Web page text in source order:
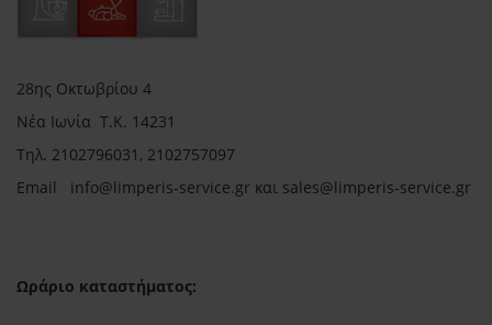
28ης Οκτωβρίου 4
Νέα Ιωνία Τ.Κ. 14231
Τηλ. 2102796031, 2102757097
Email info@limperis-service.gr και sales@limperis-service.gr
Ωράριο καταστήματος: